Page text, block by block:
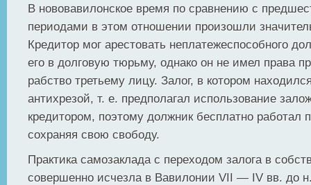
В нововавилонское время по сравнению с
периодами в этом отношении произошли
Кредитор мог арестовать неплатежеспособного
его в долговую тюрьму, однако он не имел права
рабство третьему лицу. Залог, в котором
антихрезой, т. е. предполагал использование
кредитором, поэтому должник бесплатно работал
сохраняя свою свободу.
Практика самозаклада с переходом залога в
совершенно исчезла в Вавилонии VII — IV вв. до